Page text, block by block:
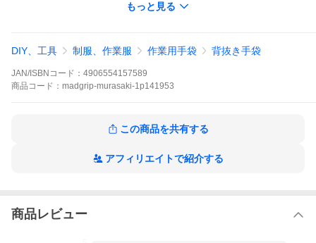
●手のひらに天然ゴムをコーティング。抜群の柔らかさとともに、
●通気性に優れた快適な作業を実現しました。
●縫い目の無いシームレス編手袋なので、手に良くなじみ、長時間
岐阜県安八郡神戸町1753-5
※船舶等を利用する場所（沖縄・佐渡島及び離島等）への発送は
原則として行っておりません。
もっと見る
DIY、工具 制服、作業服 作業用手袋 背抜き手袋
JAN/ISBNコード： 4906554157589
商品 コード： madgrip-murasaki-1p141953
この商品を共有する
アフィリエイトで紹介する
商品レビュー